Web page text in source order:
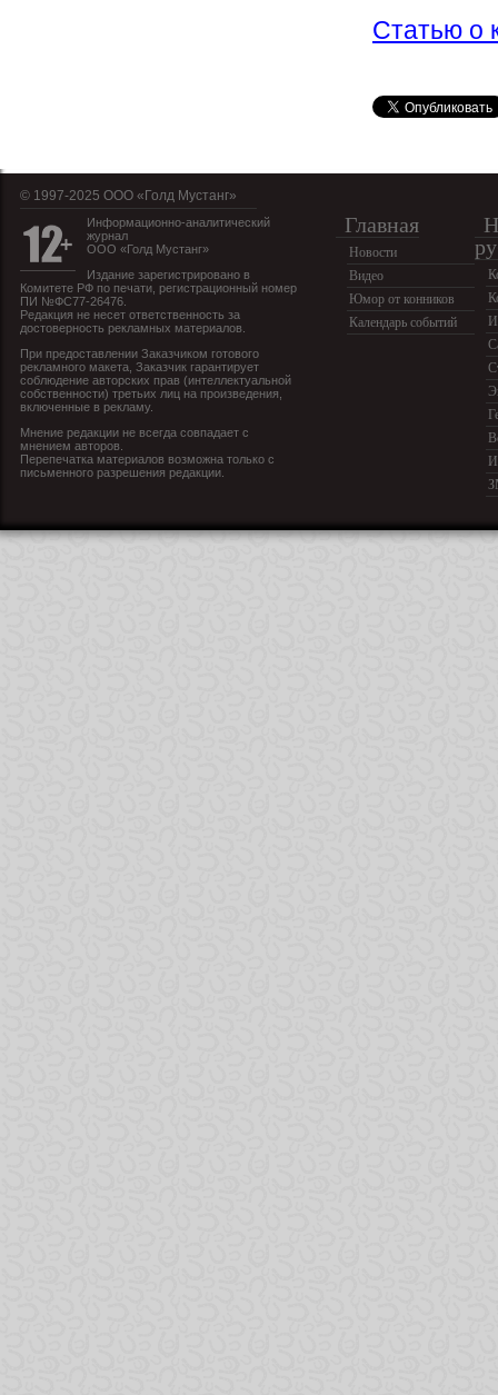
Статью о
© 1997-2025 OOO «Голд Мустанг»
Информационно-аналитический
журнал
ООО «Голд Мустанг»
Издание зарегистрировано в
Комитете РФ по печати, регистрационный номер
ПИ №ФС77-26476.
Редакция не несет ответственность за
достоверность рекламных материалов.
При предоставлении Заказчиком готового
рекламного макета, Заказчик гарантирует
соблюдение авторских прав (интеллектуальной
собственности) третьих лиц на произведения,
включенные в рекламу.
Мнение редакции не всегда совпадает с
мнением авторов.
Перепечатка материалов возможна только с
письменного разрешения редакции.
Главная
Новости
Видео
Юмор от конников
Календарь событий